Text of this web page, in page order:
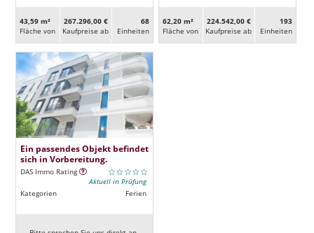
43,59 m²
Fläche von
267.296,00 €
Kaufpreise ab
68
Ein­heiten
62,20 m²
Fläche von
224.542,00 €
Kaufpreise ab
193
Ein­heiten
Ein passendes Objekt befindet
sich in Vorbereitung.
DAS Immo Rating
Aktuell in Prüfung
Kategorien
Ferien